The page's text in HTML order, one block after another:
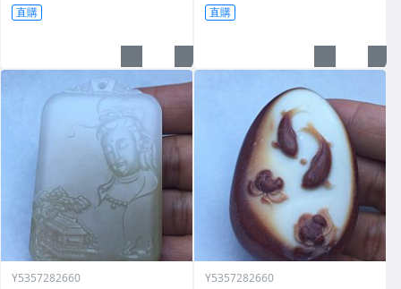
直購 直購
Y5357282660 Y5357282660